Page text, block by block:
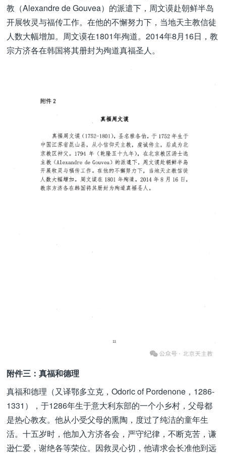
教（Alexandre de Gouvea）的派遣下，周文谟赴朝鲜半岛
开展牧灵与福传工作。在他的不懈努力下，当地天主教信徒
人数大幅增加。周文谟在1801年殉道。2014年8月16日，教
宗方济各在韩国将其册封为殉道真福圣人。
附件三：真福和德理
真福和德理（又译鄂多立克，Odoric of Pordenone，1286-
1331），于1286年生于意大利东部的一个小乡村，父母都
是热心教友。他从小受父母的熏陶，度过了纯洁的童年生
活。十五岁时，他加入方济各会，严守纪律，不断克苦，谦
逊仁爱，谢绝各等荣位。因救灵心切，他请求会长准他到远